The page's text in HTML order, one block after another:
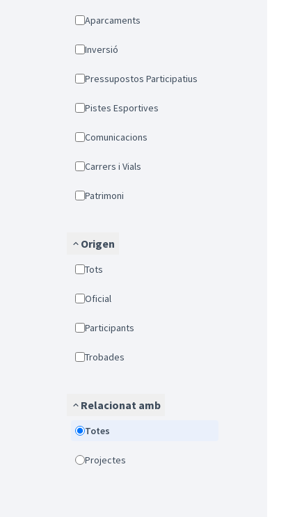
Aparcaments
Inversió
Pressupostos Participatius
Pistes Esportives
Comunicacions
Carrers i Vials
Patrimoni
Origen
Tots
Oficial
Participants
Trobades
Relacionat amb
Totes
Projectes